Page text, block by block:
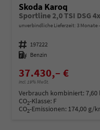
Skoda Karoq
Sportline 2,0 TSI DSG
unverbindliche Lieferzeit: 3 Monate
Fahrzeugnummer 197222
Kraftstoff Benzin
37.430,– €
incl. 19% MwSt.
Verbrauch kombiniert:7,60
CO2-Klasse: F
CO2-Emissionen: 174,00 g/